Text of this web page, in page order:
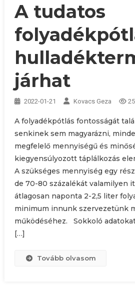
A tudatos
járhat
2022-01-21 Kovacs Geza
A folyadékpótlás fontosságát
senkinek sem magyarázni,
megfelelő mennyiségű és
kiegyensúlyozott táplálkozás
A szükséges mennyiség egy
de 70-80 százalékát valamilyen
átlagosan naponta 2-2,5 liter
minimum innunk szervezetünk
működéséhez. Sokkoló
[…]
Tovább olvasom